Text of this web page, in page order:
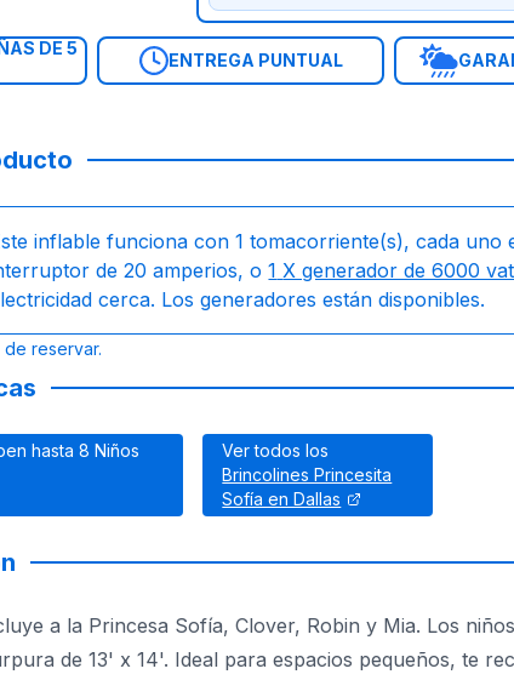
DE 5
ENTREGA PUNTUAL
inflable funciona con 1 tomacorriente(s), cada uno
de 20 amperios, o 1 X generador de 6000
cerca. Los generadores están disponibles.
reservar.
hasta 8 Niños
Ver todos los
Brincolines Princesita
Sofía en Dallas
a la Princesa Sofía, Clover, Robin y Mia. Los
de 13' x 14'. Ideal para espacios pequeños, te